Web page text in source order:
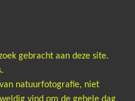
gebracht aan deze site.
natuurfotografie, niet